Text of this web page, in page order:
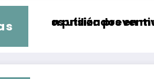
en medicina estética
a ex